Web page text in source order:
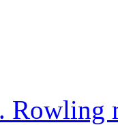
Rowling